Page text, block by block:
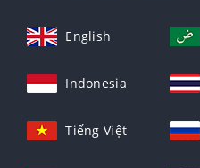
English
Indonesia
Tiếng Việt